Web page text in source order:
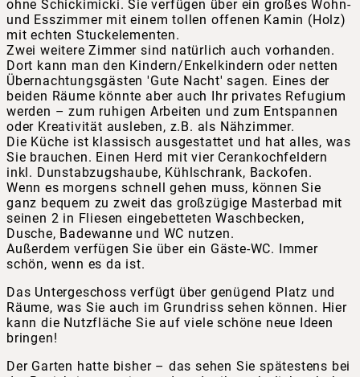
ohne Schickimicki. Sie verfügen über ein großes Wohn-
und Esszimmer mit einem tollen offenen Kamin (Holz)
mit echten Stuckelementen.
Zwei weitere Zimmer sind natürlich auch vorhanden.
Dort kann man den Kindern/Enkelkindern oder netten
Übernachtungsgästen 'Gute Nacht' sagen. Eines der
beiden Räume könnte aber auch Ihr privates Refugium
werden – zum ruhigen Arbeiten und zum Entspannen
oder Kreativität ausleben, z.B. als Nähzimmer.
Die Küche ist klassisch ausgestattet und hat alles, was
Sie brauchen. Einen Herd mit vier Cerankochfeldern
inkl. Dunstabzugshaube, Kühlschrank, Backofen.
Wenn es morgens schnell gehen muss, können Sie
ganz bequem zu zweit das großzügige Masterbad mit
seinen 2 in Fliesen eingebetteten Waschbecken,
Dusche, Badewanne und WC nutzen.
Außerdem verfügen Sie über ein Gäste-WC. Immer
schön, wenn es da ist.
Das Untergeschoss verfügt über genügend Platz und
Räume, was Sie auch im Grundriss sehen können. Hier
kann die Nutzfläche Sie auf viele schöne neue Ideen
bringen!
Der Garten hatte bisher – das sehen Sie spätestens bei